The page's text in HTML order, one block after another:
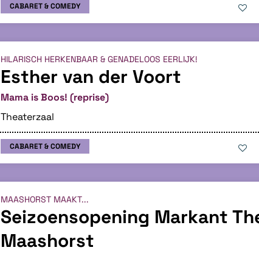
CABARET & COMEDY
Esther van der Voort
Mama is Boos! (reprise)
HILARISCH HERKENBAAR & GENADELOOS EERLIJK!
Theaterzaal
CABARET & COMEDY
Seizoensopening Markant
Maashorst
MAASHORST MAAKT...